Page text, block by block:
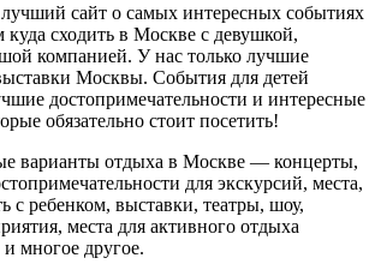
сайт о самых интересных событиях
сходить в Москве с девушкой,
компанией. У нас только лучшие
Москвы. События для детей
достопримечательности и интересные
обязательно стоит посетить!
варианты отдыха в Москве — концерты,
для экскурсий, места,
с ребенком, выставки, театры, шоу,
места для активного отдыха
многое другое.